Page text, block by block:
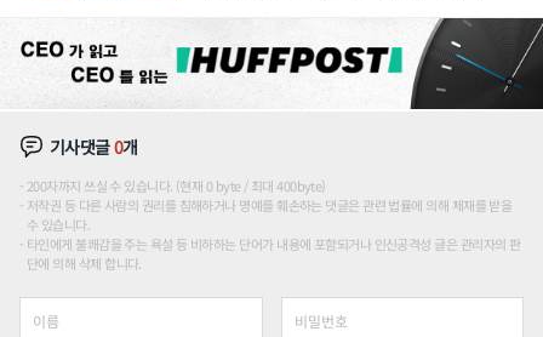
기사댓글0개
200자까지 쓰실 수 있습니다. (현재 0 byte / 최대 400byte)
저작권 등 다른 사람의 권리를 침해하거나 명예를 훼손하는 댓글은 관련 법률에 의해 제재를 받을
수 있습니다.
타인에게 불쾌감을 주는 욕설 등 비하하는 단어가 내용에 포함되거나 인신공격성 글은 관리자의 판
단에 의해 삭제 합니다.